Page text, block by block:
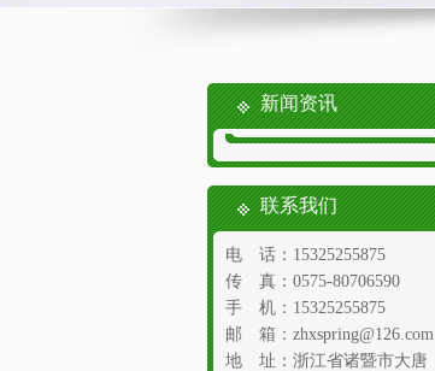
新闻资讯
联系我们
电 话：15325255875
传 真：0575-80706590
手 机：15325255875
邮 箱：zhxspring@126.com
地 址：浙江省诸暨市大唐